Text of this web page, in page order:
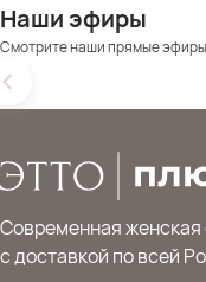
Наши эфиры
Смотрите наши прямые
Современная
с доставкой по всей